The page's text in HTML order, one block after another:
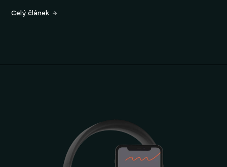
Celý článek